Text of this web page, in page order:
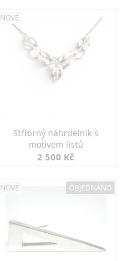
NOVÉ
Stříbrný náhrdelník s
motivem listů
2 500 Kč
NOVÉ OBJEDNÁNO